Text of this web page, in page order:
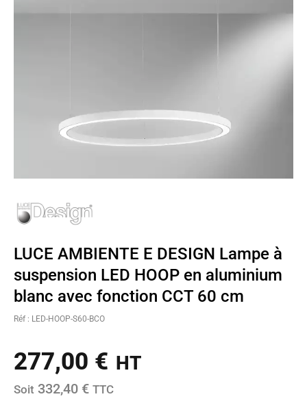
LUCE AMBIENTE E DESIGN Lampe à
suspension LED HOOP en aluminium
blanc avec fonction CCT 60 cm
Réf : LED-HOOP-S60-BCO
277,00 € HT
Soit 332,40 € TTC